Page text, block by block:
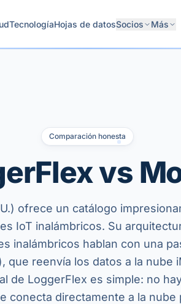
TecnologíaHojas de datosSocios Más
Comparación honesta
vs
ofrece un catálogo
IoT inalámbricos. Su
inalámbricos hablan con una
que reenvía los datos a la nube
de LoggerFlex es simple: no
conecta directamente a la nube